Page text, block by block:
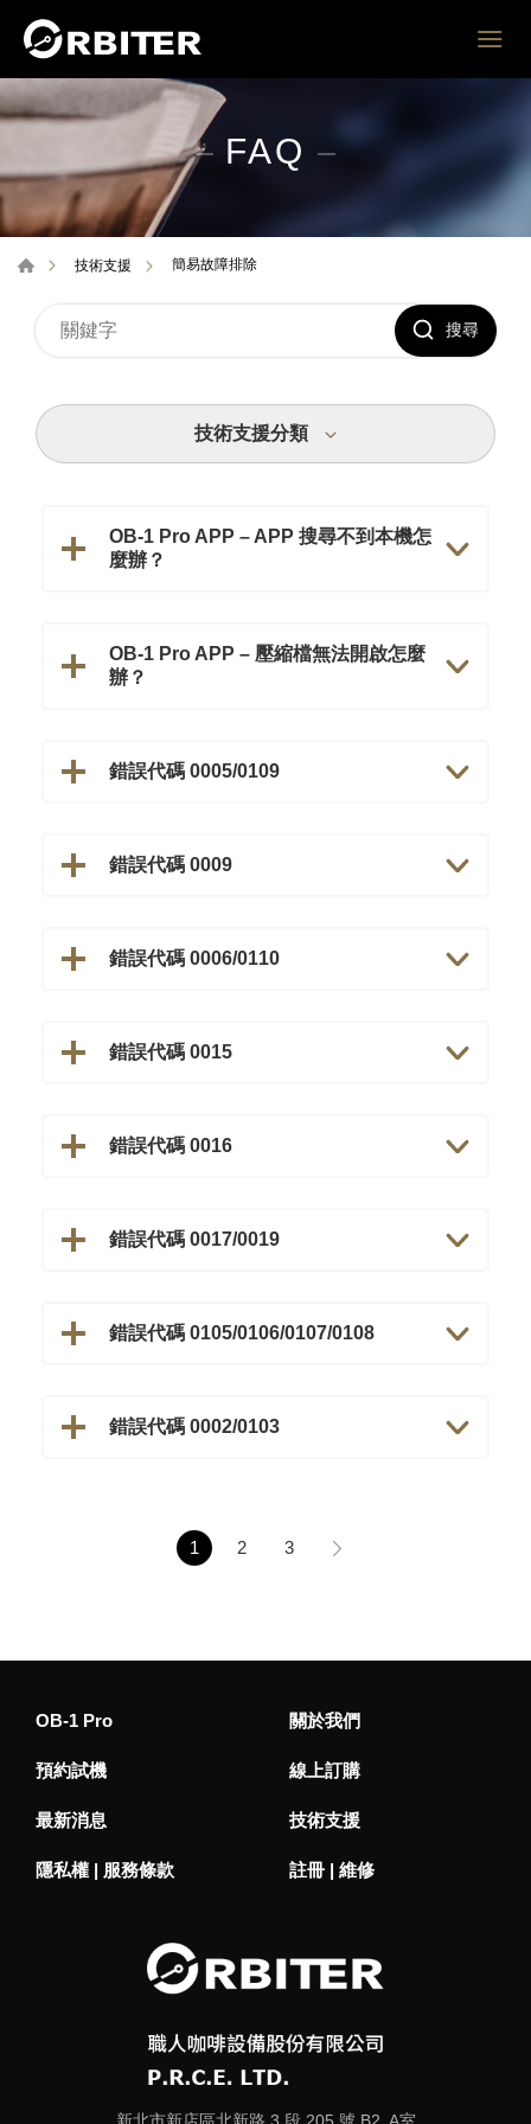
FAQ
技術支援 簡易故障排除
搜尋
技術支援分類
OB-1 Pro APP – APP 搜尋不到本機怎
麼辦？
OB-1 Pro APP – 壓縮檔無法開啟怎麼
辦？
錯誤代碼 0005/0109
錯誤代碼 0009
錯誤代碼 0006/0110
錯誤代碼 0015
錯誤代碼 0016
錯誤代碼 0017/0019
錯誤代碼 0105/0106/0107/0108
錯誤代碼 0002/0103
1 2 3
OB-1 Pro 關於我們
預約試機 線上訂購
最新消息 技術支援
隱私權 | 服務條款 註冊 | 維修